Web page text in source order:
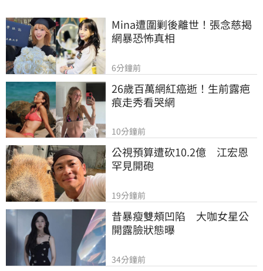
Mina遭圍剿後離世！張念慈揭
網暴恐怖真相
6分鐘前
26歲百萬網紅癌逝！生前露疤
痕走秀看哭網
10分鐘前
公視預算遭砍10.2億　江宏恩
罕見開砲
19分鐘前
昔暴瘦雙頰凹陷　大咖女星公
開露臉狀態曝
34分鐘前